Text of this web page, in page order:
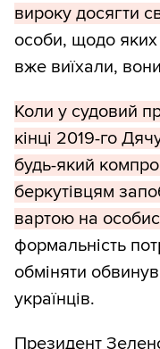
вироку досягти
особи, щодо
вже виїхали,
Коли у судовий
кінці 2019-го
будь-який
беркутівцям
вартою на
формальність
обміняти
українців.
Президент